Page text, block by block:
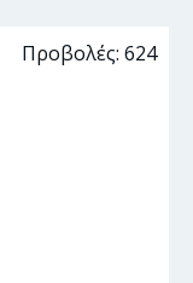
Προβολές: 624